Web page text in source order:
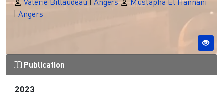
Valérie Billaudeau
Angers
Mustapha El Hannani
Angers
Publication
2023